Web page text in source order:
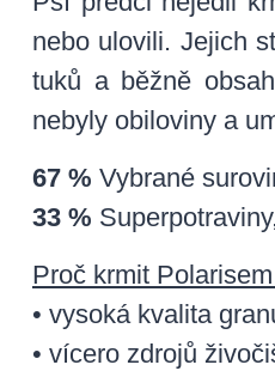
nebo ulovili. Jejich
tuků a běžně
nebyly obiloviny a
67 % Vybrané
33 %
Proč krmit
• vysoká kvalita
• vícero zdrojů